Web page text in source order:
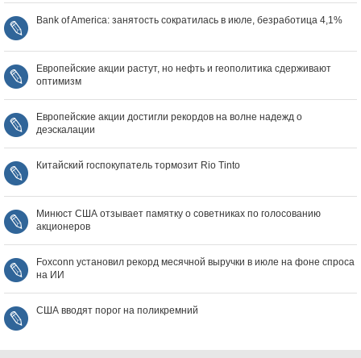
Bank of America: занятость сократилась в июле, безработица 4,1%
Европейские акции растут, но нефть и геополитика сдерживают
оптимизм
Европейские акции достигли рекордов на волне надежд о
деэскалации
Китайский госпокупатель тормозит Rio Tinto
Минюст США отзывает памятку о советниках по голосованию
акционеров
Foxconn установил рекорд месячной выручки в июле на фоне спроса
на ИИ
США вводят порог на поликремний